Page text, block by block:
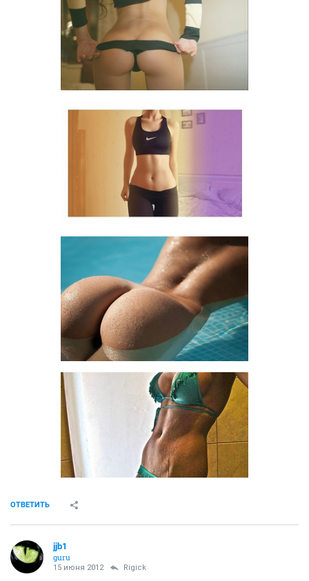
ОТВЕТИТЬ
jjb1
guru
15 июня 2012 Rigick